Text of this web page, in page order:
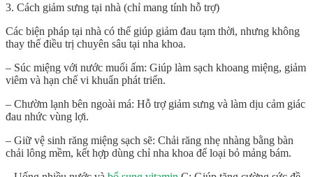
3. Cách giảm sưng tại nhà (chỉ mang tính hỗ trợ)
Các biện pháp tại nhà có thể giúp giảm đau tạm thời, nhưng không
thay thế điều trị chuyên sâu tại nha khoa.
– Súc miệng với nước muối ấm: Giúp làm sạch khoang miệng, giảm
viêm và hạn chế vi khuẩn phát triển.
– Chườm lạnh bên ngoài má: Hỗ trợ giảm sưng và làm dịu cảm giác
đau nhức vùng lợi.
– Giữ vệ sinh răng miệng sạch sẽ: Chải răng nhẹ nhàng bằng bàn
chải lông mềm, kết hợp dùng chỉ nha khoa để loại bỏ mảng bám.